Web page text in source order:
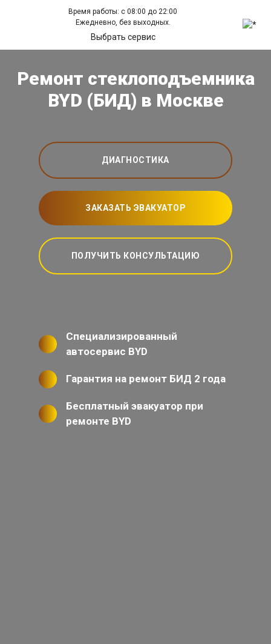
Время работы: с 08:00 до 22:00
Ежедневно, без выходных.
Выбрать сервис
Ремонт стеклоподъемника
BYD (БИД) в Москве
ДИАГНОСТИКА
ЗАКАЗАТЬ ЭВАКУАТОР
ПОЛУЧИТЬ КОНСУЛЬТАЦИЮ
Специализированный
автосервис BYD
Гарантия на ремонт БИД 2 года
Бесплатный эвакуатор при
ремонте BYD